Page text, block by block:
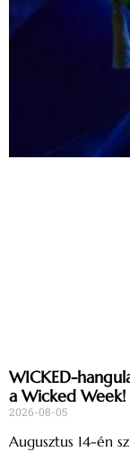
WICKED-
a Wicked Week!
2026-08-05
Augusztus 14-én